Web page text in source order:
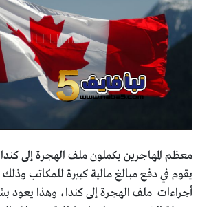
معظم المهاجرين يكملون ملف الهجرة إلى
يقوم في دفع مبالغ مالية كبيرة للمكاتب
أجراءات ملف الهجرة إلى كندا، وهذا يعود